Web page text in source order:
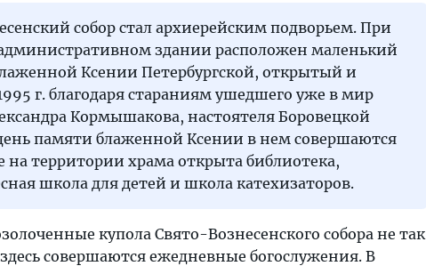
собор стал архиерейским подворьем. При
здании расположен маленький
Ксении Петербургской, открытый и
г. благодаря стараниям ушедшего уже в мир
Кормышакова, настоятеля Боровецкой
памяти блаженной Ксении в нем совершаются
на территории храма открыта библиотека,
школа для детей и школа катехизаторов.
купола Свято-Вознесенского собора не так
совершаются ежедневные богослужения. В